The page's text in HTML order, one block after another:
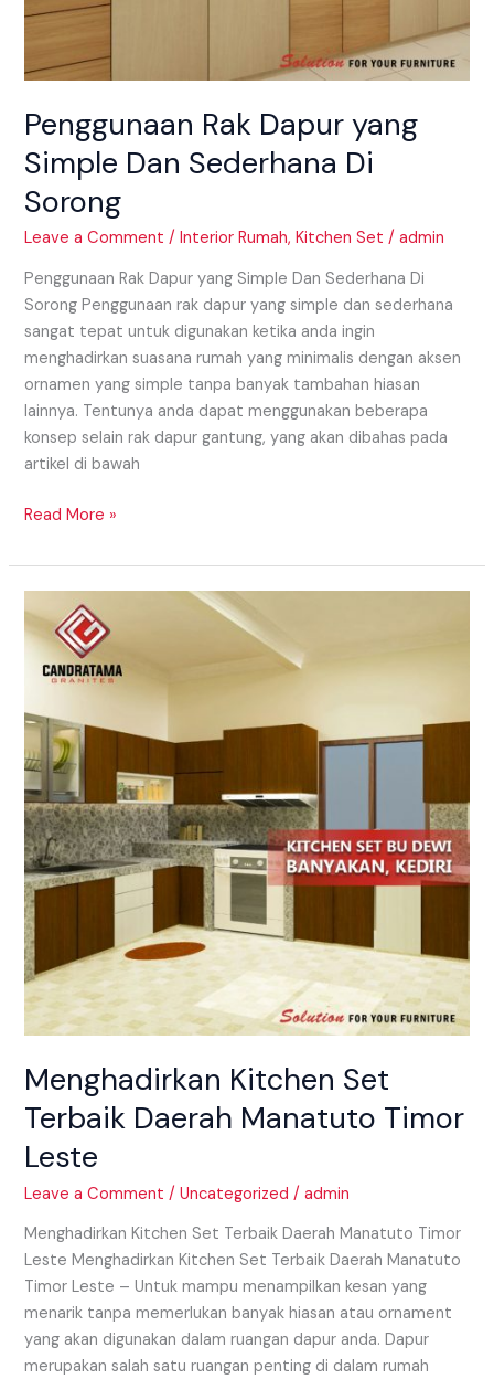
Penggunaan Rak Dapur yang
Simple Dan Sederhana Di
Sorong
Leave a Comment /Interior Rumah,Kitchen Set /admin
Penggunaan Rak Dapur yang Simple Dan Sederhana Di
Sorong Penggunaan rak dapur yang simple dan sederhana
sangat tepat untuk digunakan ketika anda ingin
menghadirkan suasana rumah yang minimalis dengan aksen
ornamen yang simple tanpa banyak tambahan hiasan
lainnya. Tentunya anda dapat menggunakan beberapa
konsep selain rak dapur gantung, yang akan dibahas pada
artikel di bawah
Read More »
Menghadirkan Kitchen Set
Terbaik Daerah Manatuto Timor
Leste
Leave a Comment /Uncategorized /admin
Menghadirkan Kitchen Set Terbaik Daerah Manatuto Timor
Leste Menghadirkan Kitchen Set Terbaik Daerah Manatuto
Timor Leste – Untuk mampu menampilkan kesan yang
menarik tanpa memerlukan banyak hiasan atau ornament
yang akan digunakan dalam ruangan dapur anda. Dapur
merupakan salah satu ruangan penting di dalam rumah
Menghadirkan
Kitchen
Set
Terbaik
Daerah
Manatuto
Timor
Leste